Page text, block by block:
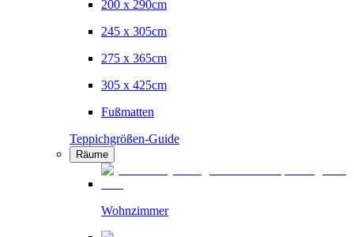
200 x 290cm
245 x 305cm
275 x 365cm
305 x 425cm
Fußmatten
Teppichgrößen-Guide
Räume
Wohnzimmer